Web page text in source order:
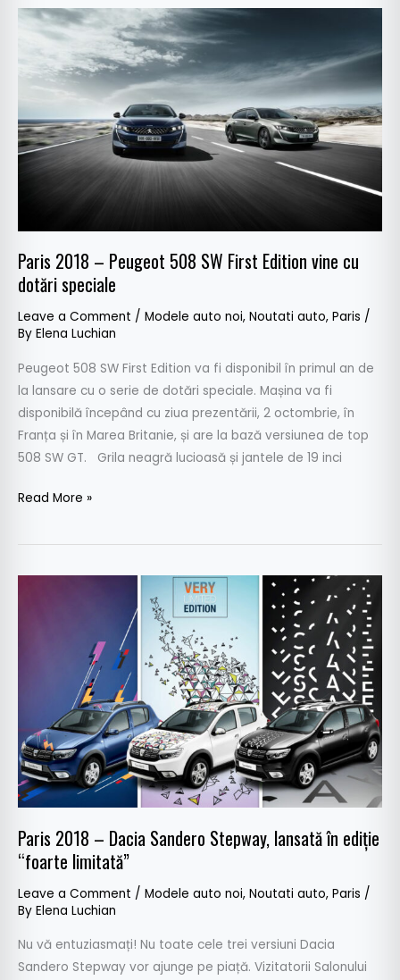
Paris 2018 – Peugeot 508 SW First Edition vine cu
dotări speciale
Leave a Comment / Modele auto noi, Noutati auto, Paris /
By Elena Luchian
Peugeot 508 SW First Edition va fi disponibil în primul an de
la lansare cu o serie de dotări speciale. Mașina va fi
disponibilă începând cu ziua prezentării, 2 octombrie, în
Franța și în Marea Britanie, și are la bază versiunea de top
508 SW GT. Grila neagră lucioasă și jantele de 19 inci
Paris
–
Peugeot
508
SW
First
Edition
speciale
Read More »
Paris 2018 – Dacia Sandero Stepway, lansată în ediție
“foarte limitată”
Leave a Comment / Modele auto noi, Noutati auto, Paris /
By Elena Luchian
Nu vă entuziasmați! Nu toate cele trei versiuni Dacia
Sandero Stepway vor ajunge pe piață. Vizitatorii Salonului
lansată
în
ediție
“foarte
limitată”